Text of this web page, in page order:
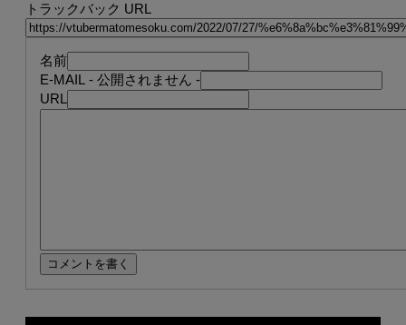
トラックバック URL
名前
E-MAIL - 公開されません -
URL